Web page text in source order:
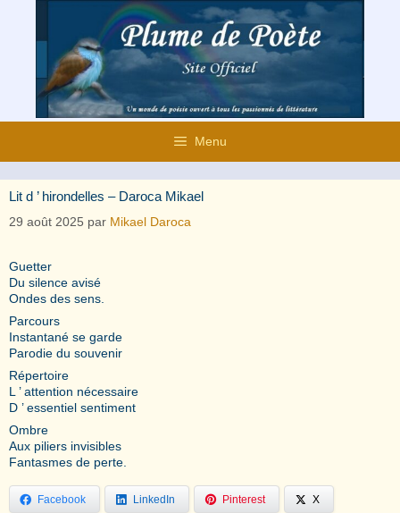
contenu
Menu
Lit d ’ hirondelles – Daroca Mikael
29 août 2025 par Mikael Daroca
Guetter
Du silence avisé
Ondes des sens.
Parcours
Instantané se garde
Parodie du souvenir
Répertoire
L ’ attention nécessaire
D ’ essentiel sentiment
Ombre
Aux piliers invisibles
Fantasmes de perte.
Facebook LinkedIn Pinterest X